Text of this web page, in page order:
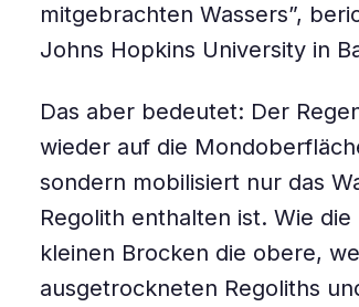
mitgebrachten Wassers”,
Johns Hopkins University in
Das aber bedeutet: Der
wieder auf die
sondern mobilisiert nur das
Regolith enthalten ist. Wie
kleinen Brocken die obere,
ausgetrockneten Regoliths